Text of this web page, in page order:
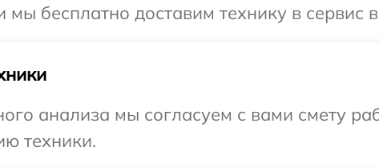
мы бесплатно доставим технику в сервис
анализа мы согласуем с вами смету
техники.